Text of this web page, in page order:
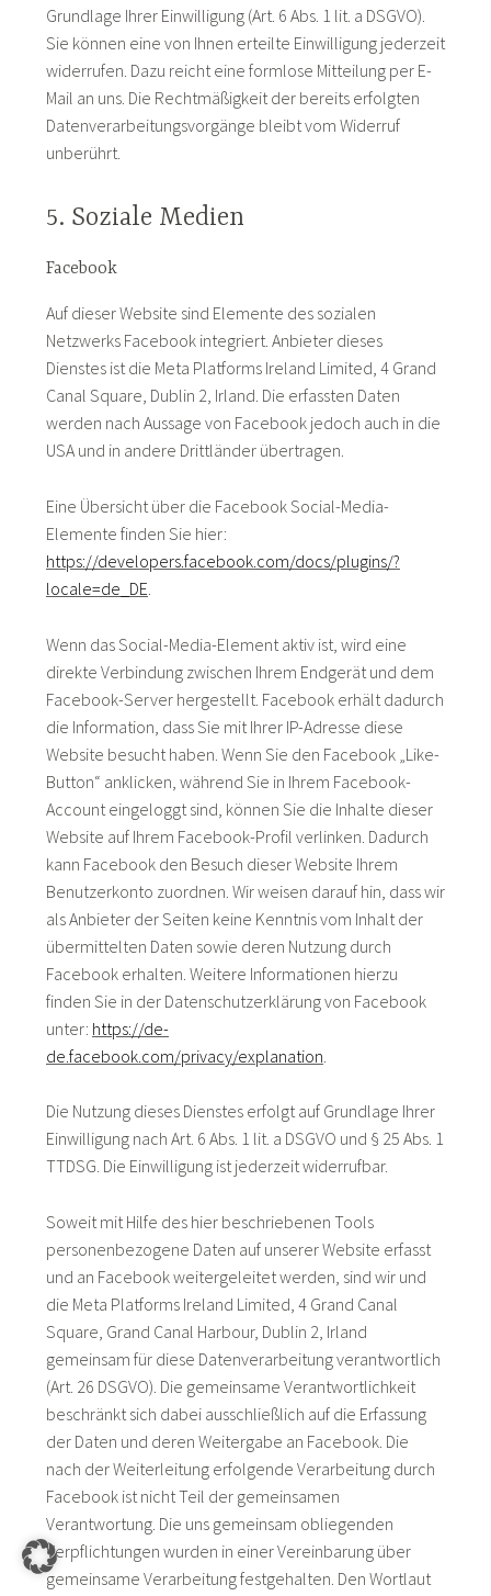
Grundlage Ihrer Einwilligung (Art. 6 Abs. 1 lit. a DSGVO).
Sie können eine von Ihnen erteilte Einwilligung jederzeit
widerrufen. Dazu reicht eine formlose Mitteilung per E-
Mail an uns. Die Rechtmäßigkeit der bereits erfolgten
Datenverarbeitungsvorgänge bleibt vom Widerruf
unberührt.
5. Soziale Medien
Facebook
Auf dieser Website sind Elemente des sozialen
Netzwerks Facebook integriert. Anbieter dieses
Dienstes ist die Meta Platforms Ireland Limited, 4 Grand
Canal Square, Dublin 2, Irland. Die erfassten Daten
werden nach Aussage von Facebook jedoch auch in die
USA und in andere Drittländer übertragen.
Eine Übersicht über die Facebook Social-Media-
Elemente finden Sie hier:
https://developers.facebook.com/docs/plugins/?
locale=de_DE
Wenn das Social-Media-Element aktiv ist, wird eine
direkte Verbindung zwischen Ihrem Endgerät und dem
Facebook-Server hergestellt. Facebook erhält dadurch
die Information, dass Sie mit Ihrer IP-Adresse diese
Website besucht haben. Wenn Sie den Facebook „Like-
Button“ anklicken, während Sie in Ihrem Facebook-
Account eingeloggt sind, können Sie die Inhalte dieser
Website auf Ihrem Facebook-Profil verlinken. Dadurch
kann Facebook den Besuch dieser Website Ihrem
Benutzerkonto zuordnen. Wir weisen darauf hin, dass wir
als Anbieter der Seiten keine Kenntnis vom Inhalt der
übermittelten Daten sowie deren Nutzung durch
Facebook erhalten. Weitere Informationen hierzu
finden Sie in der Datenschutzerklärung von Facebook
unter: https://de-
de.facebook.com/privacy/explanation
Die Nutzung dieses Dienstes erfolgt auf Grundlage Ihrer
Einwilligung nach Art. 6 Abs. 1 lit. a DSGVO und § 25 Abs. 1
TTDSG. Die Einwilligung ist jederzeit widerrufbar.
Soweit mit Hilfe des hier beschriebenen Tools
personenbezogene Daten auf unserer Website erfasst
und an Facebook weitergeleitet werden, sind wir und
die Meta Platforms Ireland Limited, 4 Grand Canal
Square, Grand Canal Harbour, Dublin 2, Irland
gemeinsam für diese Datenverarbeitung verantwortlich
(Art. 26 DSGVO). Die gemeinsame Verantwortlichkeit
beschränkt sich dabei ausschließlich auf die Erfassung
der Daten und deren Weitergabe an Facebook. Die
nach der Weiterleitung erfolgende Verarbeitung durch
Facebook ist nicht Teil der gemeinsamen
Verantwortung. Die uns gemeinsam obliegenden
Verpflichtungen wurden in einer Vereinbarung über
gemeinsame Verarbeitung festgehalten. Den Wortlaut